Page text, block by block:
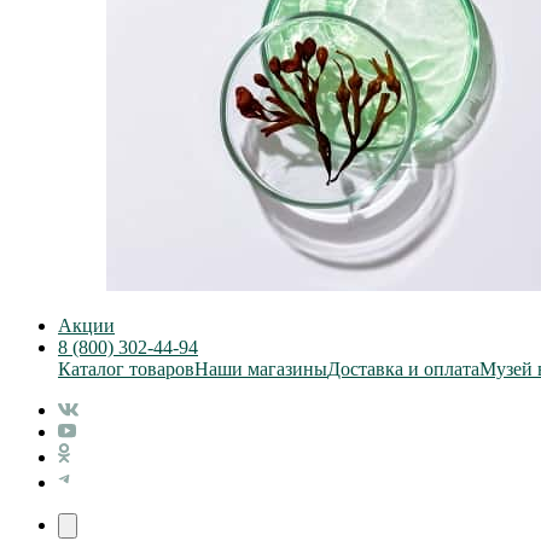
Акции
8 (800) 302-44-94
Каталог товаровНаши магазиныДоставка и оплатаМузей